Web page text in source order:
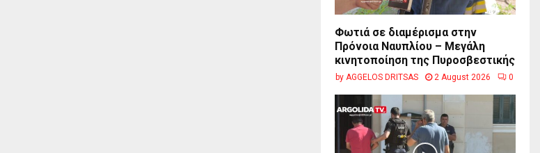
Φωτιά σε διαμέρισμα στην
Πρόνοια Ναυπλίου – Μεγάλη
κινητοποίηση της Πυροσβεστικής
by AGGELOS DRITSAS 2 August 2026 0